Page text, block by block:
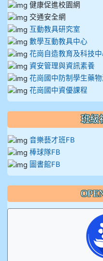
健康促進校園網
交通安全網
互動教具研究室
數學互動教具中心
花崗自造教育及科技
資安管理與資訊素養
花崗國中防制學生藥
花崗國中資優課程
班級
音樂藝才班FB
棒球隊FB
圖書館FB